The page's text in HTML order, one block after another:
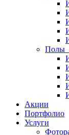
Полы
Акции
Портфолио
Услуги